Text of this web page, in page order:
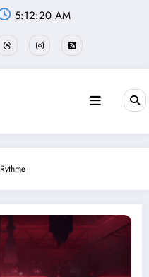
5:12:21 AM
Rythme